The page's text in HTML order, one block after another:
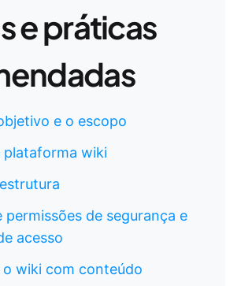
e práticas
e o escopo
plataforma wiki
permissões de segurança e
acesso
o wiki com conteúdo